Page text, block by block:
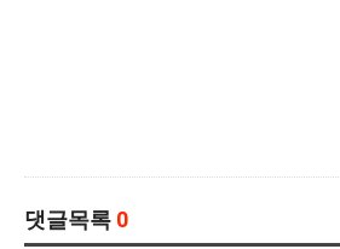
댓글목록 0